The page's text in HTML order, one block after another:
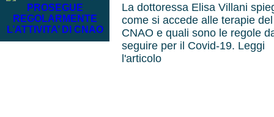
La dottoressa Elisa Villani
come si accede alle terapie del
CNAO e quali sono le regole
seguire per il Covid-19. Leggi
l'articolo